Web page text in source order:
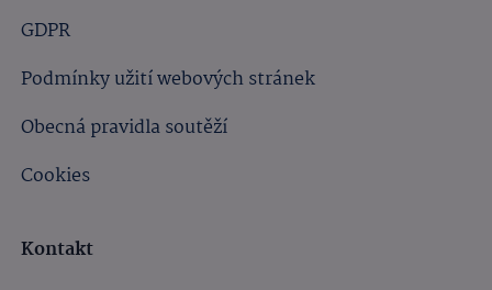
GDPR
Podmínky užití webových stránek
Obecná pravidla soutěží
Cookies
Kontakt